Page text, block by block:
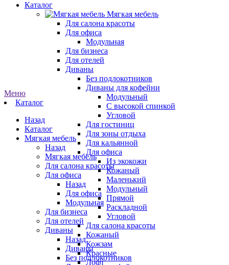
Каталог
Мягкая мебель
Для салона красоты
Для офиса
Модульная
Для бизнеса
Для отелей
Диваны
Без подлокотников
Диваны для кофейни
Модульный
С высокой спинкой
Угловой
Для гостиниц
Для зоны отдыха
Для кальянной
Для офиса
Из экокожи
Кожаный
Маленький
Модульный
Прямой
Раскладной
Угловой
Для салона красоты
Кожаный
Кожзам
Красные
Лофт
Меню
Каталог
Назад
Каталог
Мягкая мебель
Назад
Мягкая мебель
Для салона красоты
Для офиса
Назад
Для офиса
Модульная
Для бизнеса
Для отелей
Диваны
Назад
Диваны
Без подлокотников